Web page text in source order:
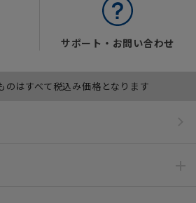
サポート・お問い合わせ
はすべて税込み価格となります